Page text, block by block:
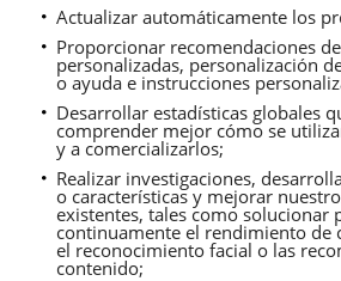
Actualizar automáticamente los
Proporcionar recomendaciones
personalizadas, personalización
o ayuda e instrucciones
Desarrollar estadísticas globales
comprender mejor cómo se
y a comercializarlos;
Realizar investigaciones,
o características y mejorar
existentes, tales como solucionar
continuamente el rendimiento de
el reconocimiento facial o las
contenido;